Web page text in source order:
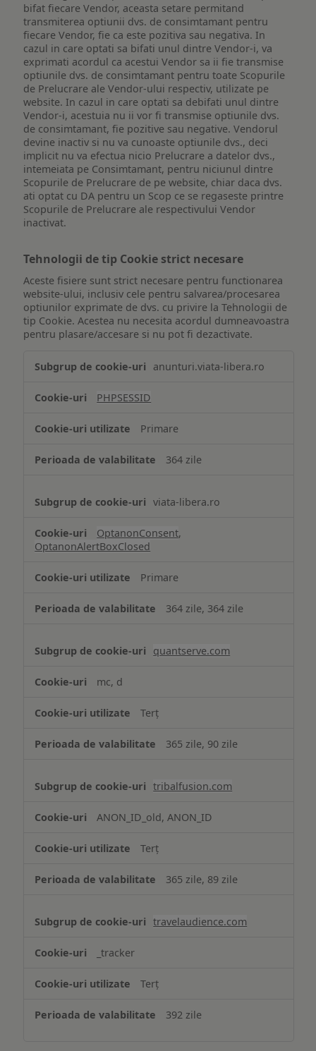
bifat fiecare Vendor, aceasta setare permitand
transmiterea optiunii dvs. de consimtamant pentru
fiecare Vendor, fie ca este pozitiva sau negativa. In
cazul in care optati sa bifati unul dintre Vendor-i, va
exprimati acordul ca acestui Vendor sa ii fie transmise
optiunile dvs. de consimtamant pentru toate Scopurile
de Prelucrare ale Vendor-ului respectiv, utilizate pe
website. In cazul in care optati sa debifati unul dintre
Vendor-i, acestuia nu ii vor fi transmise optiunile dvs.
de consimtamant, fie pozitive sau negative. Vendorul
devine inactiv si nu va cunoaste optiunile dvs., deci
implicit nu va efectua nicio Prelucrare a datelor dvs.,
intemeiata pe Consimtamant, pentru niciunul dintre
Scopurile de Prelucrare de pe website, chiar daca dvs.
ati optat cu DA pentru un Scop ce se regaseste printre
Scopurile de Prelucrare ale respectivului Vendor
inactivat.
Tehnologii de tip Cookie strict necesare
Aceste fisiere sunt strict necesare pentru functionarea
website-ului, inclusiv cele pentru salvarea/procesarea
optiunilor exprimate de dvs. cu privire la Tehnologii de
tip Cookie. Acestea nu necesita acordul dumneavoastra
pentru plasare/accesare si nu pot fi dezactivate.
de
Cookie
necesare
anunturi.viata-libera.ro
PHPSESSID
Primare
364 zile
viata-libera.ro
OptanonConsent,
OptanonAlertBoxClosed
Primare
364 zile, 364 zile
quantserve.com
mc, d
Terț
365 zile, 90 zile
tribalfusion.com
ANON_ID_old, ANON_ID
Terț
365 zile, 89 zile
travelaudience.com
_tracker
Terț
392 zile